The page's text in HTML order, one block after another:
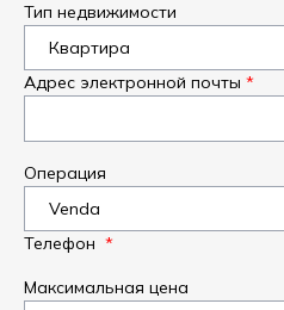
Тип недвижимости
Адрес электронной почты
Операция
Телефон
Максимальная цена